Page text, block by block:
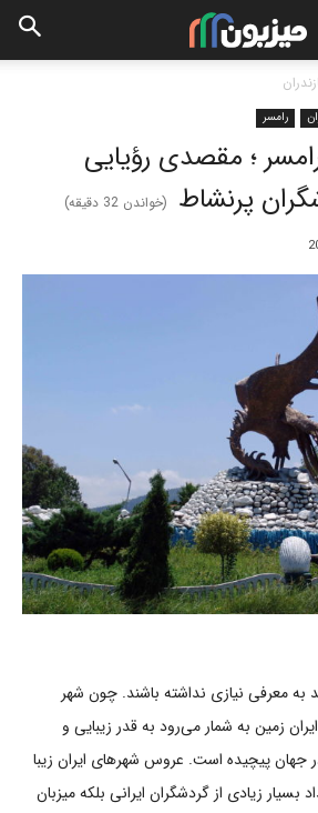
رامسر
؛ مقصدی رؤیایی
پرنشاط
(خواندن 32 دقیقه)
به معرفی نیازی نداشته باشند. چون شهر
زمین به شمار می‌رود به قدر زیبایی و
جهان پیچیده است. عروس شهرهای ایران زیبا
بسیار زیادی از گردشگران ایرانی بلکه میزبان